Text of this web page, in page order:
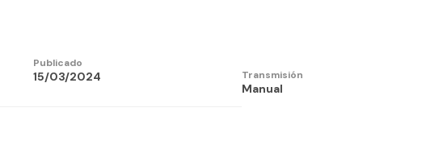
Publicado
15/03/2024 Transmisión
Manual